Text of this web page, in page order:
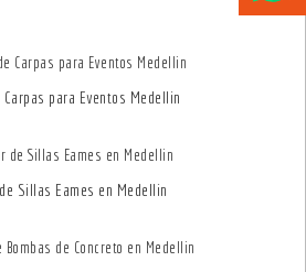
para Eventos Medellin
Sillas Eames en Medellin